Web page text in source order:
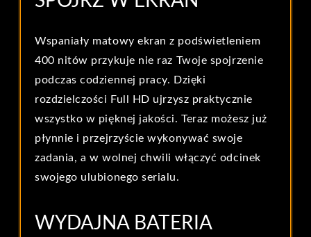
Wspaniały matowy ekran z podświetleniem
400 nitów przykuje nie raz Twoje spojrzenie
podczas codziennej pracy. Dzięki
rozdzielczości Full HD ujrzysz praktycznie
wszystko w pięknej jakości. Teraz możesz już
płynnie i przejrzyście wykonywać swoje
zadania, a w wolnej chwili włączyć odcinek
swojego ulubionego serialu.
WYDAJNA BATERIA